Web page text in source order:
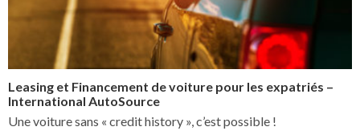
Leasing et Financement de voiture pour les expatriés –
International AutoSource
Une voiture sans « credit history », c’est possible !